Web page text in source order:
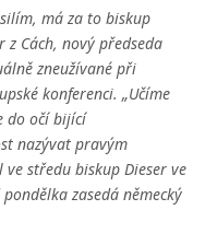
má za to biskup
z Cách, nový předseda
zneužívané při
konferenci. „Učíme
do očí bijící
nazývat pravým
ve středu biskup Dieser ve
zasedá německý